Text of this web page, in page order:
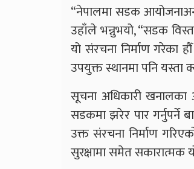
“नेपालमा सडक
उहाँले भन्नुभयो, “सडक
यो संरचना निर्माण गरेका
उपयुक्त स्थानमा पनि यस्ता
सूचना अधिकारी
सडकमा झरेर पार गर्नुपर्ने
उक्त संरचना निर्माण
सुरक्षामा समेत सकारात्मक